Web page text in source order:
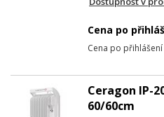
Cena po
Cena po přihlášení
Ceragon IP-
60/60cm